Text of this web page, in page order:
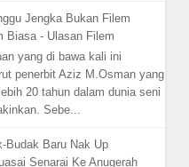
Jengka Bukan Filem
Biasa - Ulasan Filem
yang di bawa kali ini
penerbit Aziz M.Osman yang
20 tahun dalam dunia seni
Sebe...
Budak Baru Nak Up
Senarai Ke Anugerah